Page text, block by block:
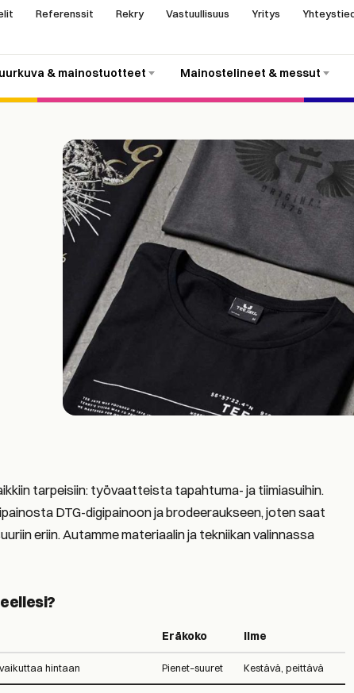
Referenssit Rekry Vastuullisuus Yritys
& mainostuotteet Mainostelineet & messut
tarpeisiin: työvaatteista tapahtuma- ja tiimiasuihin.
DTG-digipainoon ja brodeeraukseen, joten saat
eriin. Autamme materiaalin ja tekniikan valinnassa
Eräkoko Ilme
hintaan Pienet–suuret Kestävä, peittävä